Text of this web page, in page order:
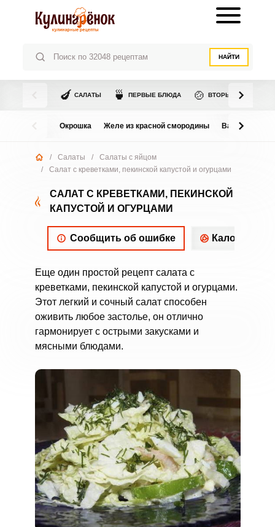
НАЙТИ
🍆 САЛАТЫ 🍵 ПЕРВЫЕ БЛЮДА 🍲 ВТОРЫЕ БЛЮДА
Окрошка Желе из красной смородины Варенье из
/ Салаты /
Салаты с яйцом
/
Салат с креветками, пекинской капустой и огурцами
САЛАТ С КРЕВЕТКАМИ, ПЕКИНСКОЙ
КАПУСТОЙ И ОГУРЦАМИ
Сообщить об ошибке
Еще один простой рецепт салата с
креветками, пекинской капустой и огурцами.
Этот легкий и сочный салат способен
оживить любое застолье, он отлично
гармонирует с острыми закусками и
мясными блюдами.